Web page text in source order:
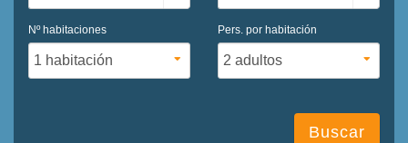
Nº habitaciones Pers. por habitación
Buscar